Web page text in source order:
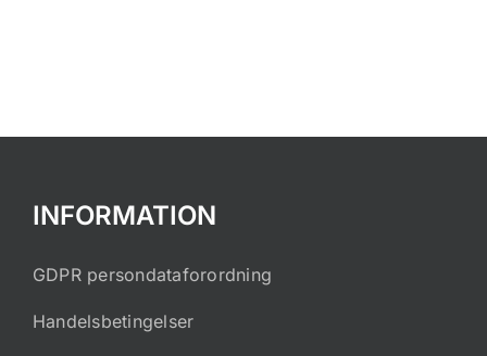
INFORMATION
GDPR persondataforordning
Handelsbetingelser